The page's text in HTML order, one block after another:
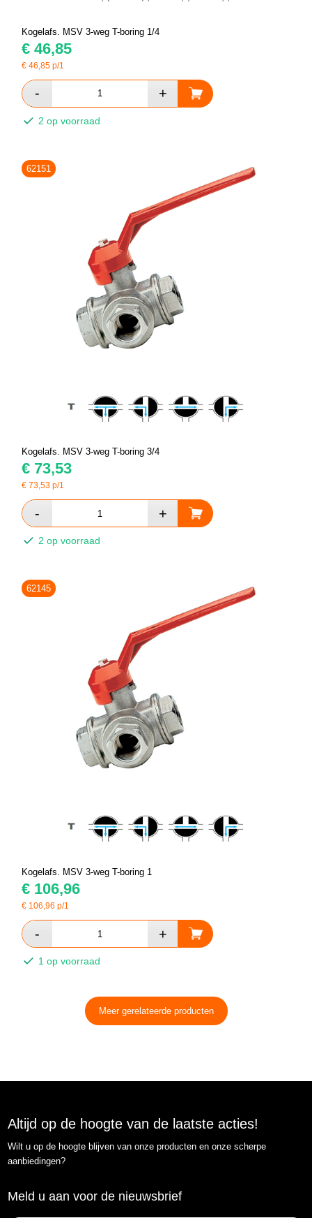
Kogelafs. MSV 3-weg T-boring 1/4
€ 46,85
€46,85 p/1
2 op voorraad
62151
Kogelafs. MSV 3-weg T-boring 3/4
€ 73,53
€73,53 p/1
2 op voorraad
62145
Kogelafs. MSV 3-weg T-boring 1
€ 106,96
€ 106,96 p/1
1 op voorraad
Meer gerelateerde producten
Altijd op de hoogte van de laatste acties!
Wilt u op de hoogte blijven van onze producten en onze scherpe
aanbiedingen?
Meld u aan voor de nieuwsbrief